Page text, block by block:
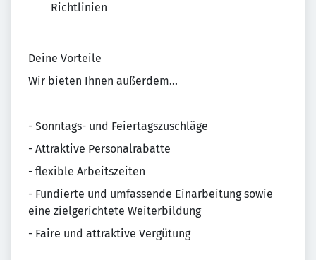
Richtlinien
Deine Vorteile
Wir bieten Ihnen außerdem...
- Sonntags- und Feiertagszuschläge
- Attraktive Personalrabatte
- flexible Arbeitszeiten
- Fundierte und umfassende Einarbeitung sowie
eine zielgerichtete Weiterbildung
- Faire und attraktive Vergütung